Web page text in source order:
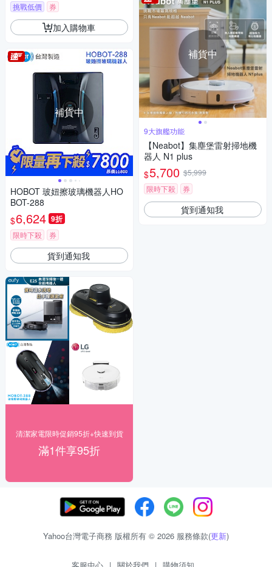
挑戰低價
券
加入購物車
補貨中
HOBOT 玻妞擦玻璃機器人HO
BOT-288
$6,624 9折
限時下殺 券
貨到通知我
清潔家電限時促銷95折+快速到貨
滿1件享95折
補貨中
9大旗艦功能
【Neabot】集塵堡雷射掃地機
器人 N1 plus
$5,700 $5,999
限時下殺
券
貨到通知我
Yahoo台灣電子商務 版權所有 © 2026 服務條款(更新)